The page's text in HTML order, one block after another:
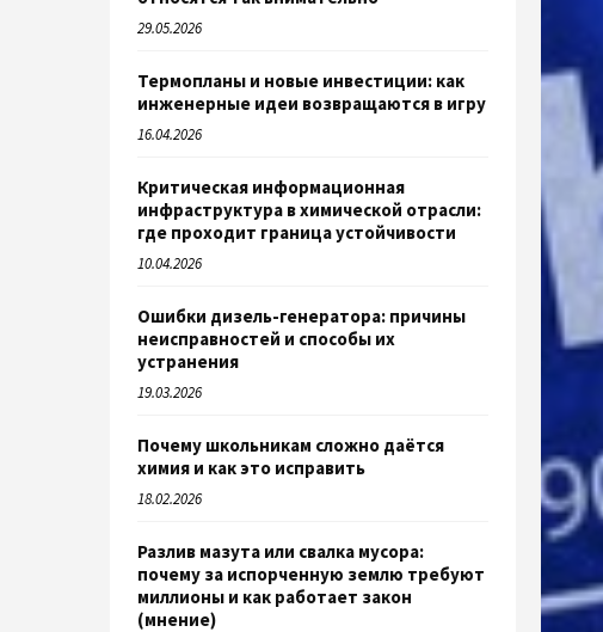
29.05.2026
Термопланы и новые инвестиции: как
инженерные идеи возвращаются в игру
16.04.2026
Критическая информационная
инфраструктура в химической отрасли:
где проходит граница устойчивости
10.04.2026
Ошибки дизель-генератора: причины
неисправностей и способы их
устранения
19.03.2026
Почему школьникам сложно даётся
химия и как это исправить
18.02.2026
Разлив мазута или свалка мусора:
почему за испорченную землю требуют
миллионы и как работает закон
(мнение)